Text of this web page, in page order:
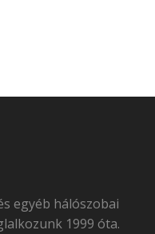
egyéb hálószobai
1999 óta.